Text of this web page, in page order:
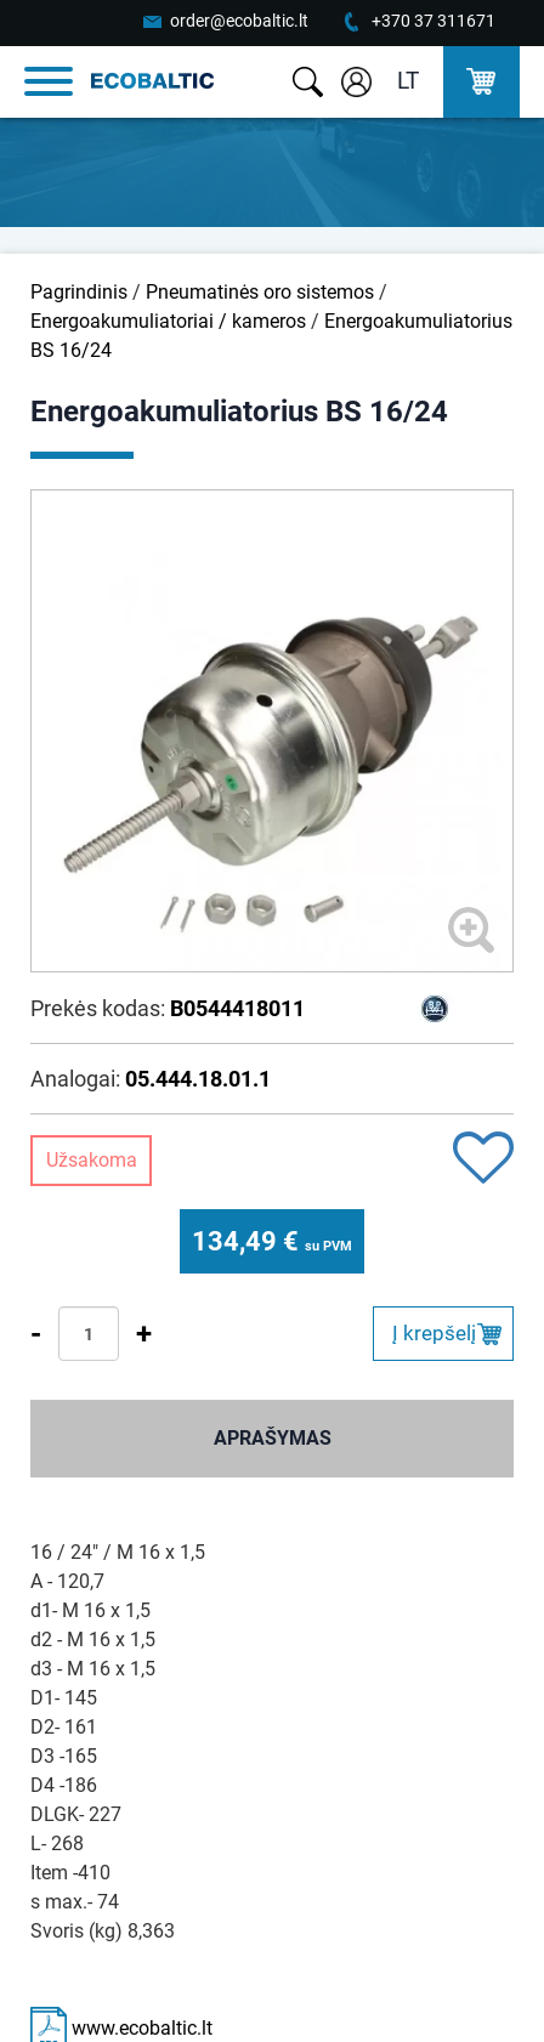
order@ecobaltic.lt +370 37 311671
LT
Pagrindinis / Pneumatinės oro sistemos /
Energoakumuliatoriai / kameros / Energoakumuliatorius
BS 16/24
Energoakumuliatorius BS 16/24
Prekės kodas: B0544418011
Analogai: 05.444.18.01.1
Užsakoma
134,49 € su PVM
- + Į krepšelį
APRAŠYMAS
16 / 24" / M 16 x 1,5
A - 120,7
d1- M 16 x 1,5
d2 - M 16 x 1,5
d3 - M 16 x 1,5
D1- 145
D2- 161
D3 -165
D4 -186
DLGK- 227
L- 268
Item -410
s max.- 74
Svoris (kg) 8,363
www.ecobaltic.lt